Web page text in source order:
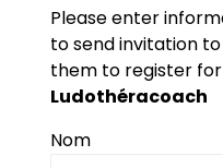
Please enter
to send invitation
them to register
Ludothéracoach
Nom